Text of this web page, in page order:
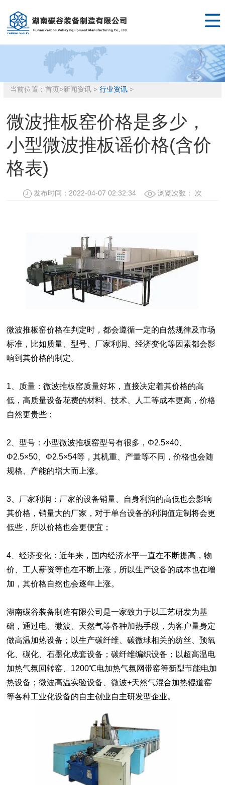

当前位置： 首页>新闻资讯> 行业资讯>
微波推板窑价格是多少，
小型微波推板谣价格(含价
格表)
发布时间：2022-04-07 02:32:34 浏览次数： 次
微波推板窑价格在判定时，都会遵循一定的自然规律及市场
标准，比如质量、型号、厂家利润、经济变化等因素都会影
响到其价格的制定。
1、质量：微波推板窑质量好坏，直接决定着其价格的高
低，高质量设备花费的材料、技术、人工等成本更高，价格
自然更贵些；
2、型号：小型微波推板窑型号有很多，Φ2.5×40、
Φ2.5×50、Φ2.5×54等，其机重、产量等不同，价格也会随
规格、产能的增大而上涨。
3、厂家利润：厂家的设备销量、自身利润的高低也会影响
其价格，销量大的厂家，对于单台设备的利润值定制将会更
低些，所以价格也会更便宜；
4、经济变化：近年来，国内经济水平一直在不断提高，物
价、工人薪资等也在不断上涨，所以生产设备的成本也在增
加，其价格自然也会逐年上涨。
湖南碳谷装备制造有限公司是一家致力于以工艺研发为基
础，通过电、微波、天然气等各种加热手段，为客户量身定
做高温加热设备；以生产碳纤维、碳微球相关的纺丝、预氧
化、碳化、石墨化成套设备；碳纤维编织设备；以超高温电
加热气氛回转窑、1200℃电加热气氛网带窑等新型节能电加
热设备；微波高温实验设备、微波+天然气混合加热辊道窑
等各种工业化设备的自主创业自主研发型企业。